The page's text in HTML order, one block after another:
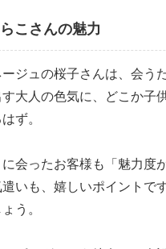
こさんの魅力
ジュの桜子さんは、会う
大人の色気に、どこか子
ず。
会ったお客様も「魅力度
いも、嬉しいポイントで
う。